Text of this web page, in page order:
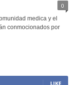
0
medica y el
conmocionados por
LIKE